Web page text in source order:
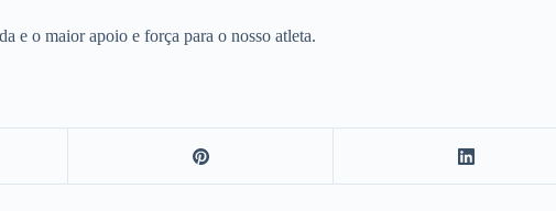
e o maior apoio e força para o nosso atleta.